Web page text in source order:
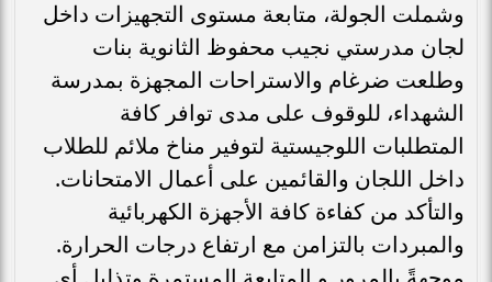
وشملت الجولة، متابعة مستوى التجهيزات داخل
لجان مدرستي نجيب محفوظ الثانوية بنات
وطلعت ضرغام والاستراحات المجهزة بمدرسة
الشهداء، للوقوف على مدى توافر كافة
المتطلبات اللوجيستية لتوفير مناخ ملائم للطلاب
داخل اللجان والقائمين على أعمال الامتحانات.
والتأكد من كفاءة كافة الأجهزة الكهربائية
والمبردات بالتزامن مع ارتفاع درجات الحرارة.